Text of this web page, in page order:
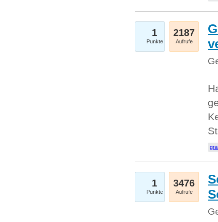
1
Punkte
2187
Aufrufe
1
Punkte
3476
Aufrufe